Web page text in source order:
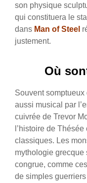
son physique
qui constituera le
dans Man of Steel
justement.
Où
Souvent somptueux
aussi musical par
cuivrée de Trevor
l’histoire de
classiques. Les
mythologie grecque
congrue, comme
de simples